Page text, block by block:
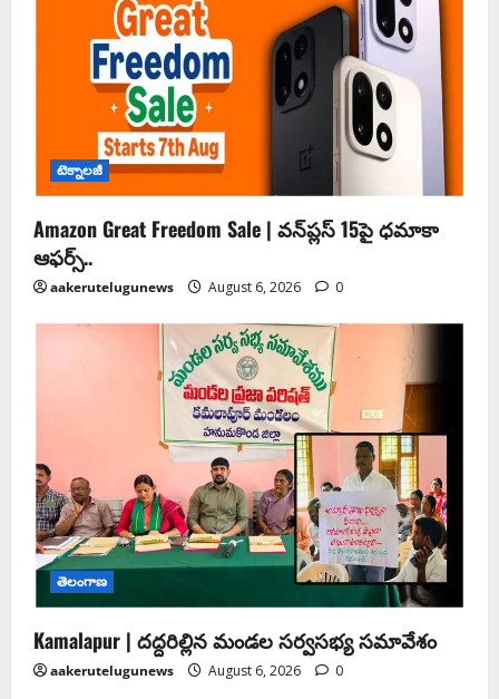
టెక్నాలజీ
Amazon Great Freedom Sale | వన్‌ప్లస్ 15పై ధమాకా
ఆఫర్స్..
aakerutelugunews August 6, 2026 0
తెలంగాణ
Kamalapur | దద్దరిల్లిన మండల సర్వసభ్య సమావేశం
aakerutelugunews August 6, 2026 0